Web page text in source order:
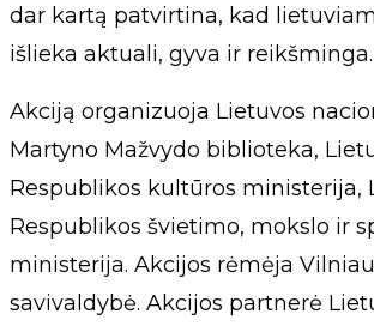
dar kartą patvirtina, kad
išlieka aktuali, gyva ir reikšminga.
Akciją organizuoja Lietuvos
Martyno Mažvydo biblioteka,
Respublikos kultūros ministerija,
Respublikos švietimo, mokslo ir
ministerija. Akcijos rėmėja
savivaldybė. Akcijos partnerė